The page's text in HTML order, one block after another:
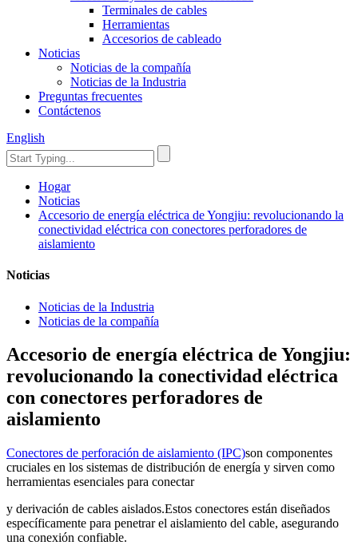
Terminales de cables
Herramientas
Accesorios de cableado
Noticias
Noticias de la compañía
Noticias de la Industria
Preguntas frecuentes
Contáctenos
English
Hogar
Noticias
Accesorio de energía eléctrica de Yongjiu: revolucionando la
conectividad eléctrica con conectores perforadores de
aislamiento
Noticias
Noticias de la Industria
Noticias de la compañía
Accesorio de energía eléctrica de Yongjiu:
revolucionando la conectividad eléctrica
con conectores perforadores de
aislamiento
Conectores de perforación de aislamiento (IPC)son componentes
cruciales en los sistemas de distribución de energía y sirven como
herramientas esenciales para conectar
y derivación de cables aislados.Estos conectores están diseñados
específicamente para penetrar el aislamiento del cable, asegurando
una conexión confiable.